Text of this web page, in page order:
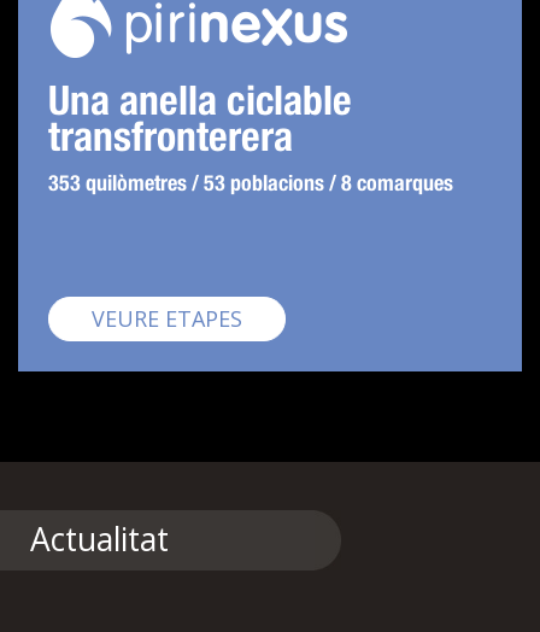
Una anella ciclable
transfronterera
353 quilòmetres / 53 poblacions / 8 comarques
VEURE ETAPES Pirinexus
Actualitat